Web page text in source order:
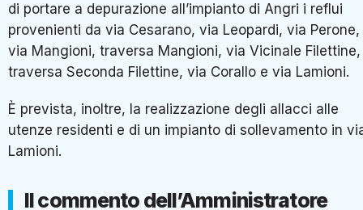
di portare a depurazione all’impianto di Angri i reflui
provenienti da via Cesarano, via Leopardi, via Perone,
via Mangioni, traversa Mangioni, via Vicinale Filettine,
traversa Seconda Filettine, via Corallo e via Lamioni.
È prevista, inoltre, la realizzazione degli allacci alle
utenze residenti e di un impianto di sollevamento in
Lamioni.
Il commento dell’Amministratore